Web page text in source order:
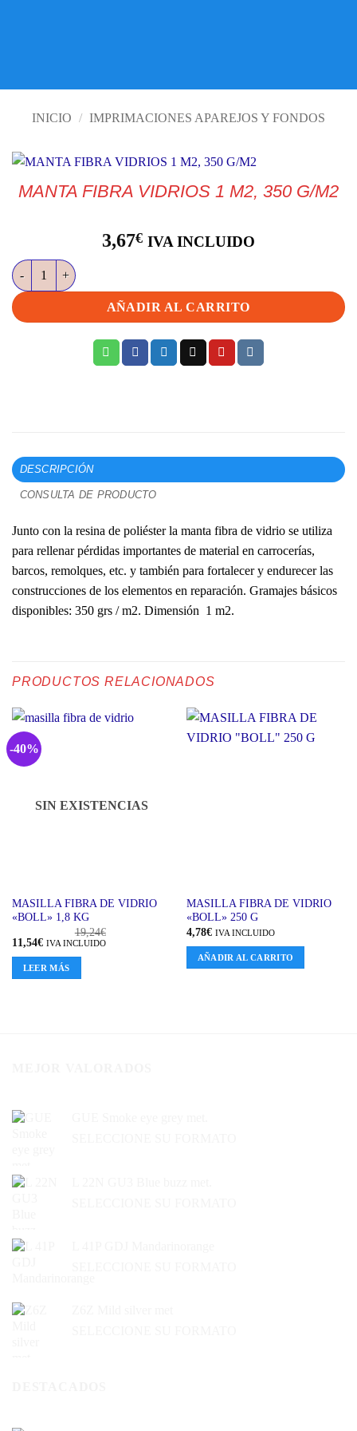
INICIO / IMPRIMACIONES APAREJOS Y FONDOS
MANTA FIBRA VIDRIOS 1 M2, 350 G/M2
3,67€ IVA INCLUIDO
MANTA FIBRA VIDRIOS 1 M2, 350 G/M2 cantidad
AÑADIR AL CARRITO
DESCRIPCIÓN
CONSULTA DE PRODUCTO
Junto con la resina de poliéster la manta fibra de vidrio se utiliza
para rellenar pérdidas importantes de material en carrocerías,
barcos, remolques, etc. y también para fortalecer y endurecer las
construcciones de los elementos en reparación. Gramajes básicos
disponibles: 350 grs / m2. Dimensión 1 m2.
PRODUCTOS RELACIONADOS
-40%
SIN EXISTENCIAS
MASILLA FIBRA DE VIDRIO
«BOLL» 1,8 KG
19,24€
El
precio
original
era:
19,24€.
11,54€El
actual
es:
11,54€.
IVA INCLUIDO
LEER MÁS
MASILLA FIBRA DE VIDRIO
«BOLL» 250 G
4,78€ IVA INCLUIDO
AÑADIR AL CARRITO